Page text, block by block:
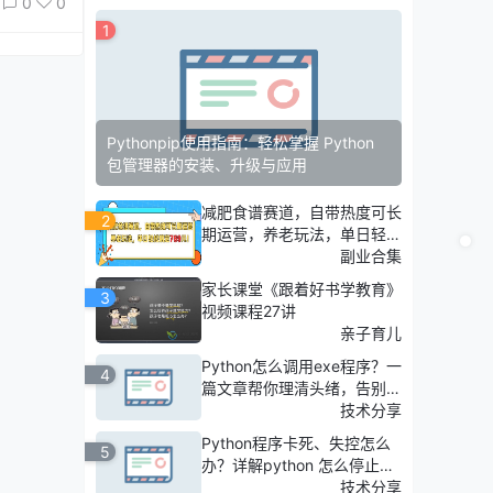
1
Pythonpip使用指南：轻松掌握 Python
包管理器的安装、升级与应用
2
减肥食谱赛道，自带热度可长
期运营，养老玩法，单日轻松
副业合集
3
家长课堂《跟着好书学教育》
视频课程27讲
亲子育儿
4
Python怎么调用exe程序？一
篇文章帮你理清头绪，告别脚
技术分享
5
Python程序卡死、失控怎么
办？详解python 怎么停止运
技术分享